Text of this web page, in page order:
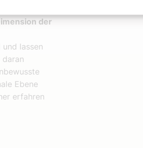
der
lassen
Ebene
erfahren